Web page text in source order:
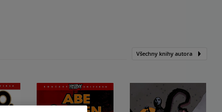
Všechny knihy autora